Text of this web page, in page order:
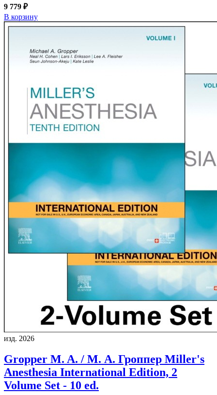
9 779 ₽
В корзину
изд. 2026
Gropper M. A. / М. А. Гроппер Miller's
Anesthesia International Edition, 2
Volume Set - 10 ed.